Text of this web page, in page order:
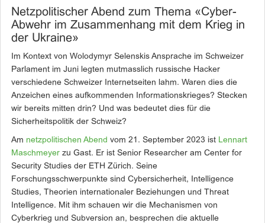
Netzpolitischer Abend zum Thema «Cyber-
Abwehr im Zusammenhang mit dem Krieg in
der Ukraine»
Im Kontext von Wolodymyr Selenskis Ansprache im Schweizer
Parlament im Juni legten mutmasslich russische Hacker
verschiedene Schweizer Internetseiten lahm. Waren dies die
Anzeichen eines aufkommenden Informationskrieges? Stecken
wir bereits mitten drin? Und was bedeutet dies für die
Sicherheitspolitik der Schweiz?
Am netzpolitischen Abend vom 21. September 2023 ist Lennart
Maschmeyer zu Gast. Er ist Senior Researcher am Center for
Security Studies der ETH Zürich. Seine
Forschungsschwerpunkte sind Cybersicherheit, Intelligence
Studies, Theorien internationaler Beziehungen und Threat
Intelligence. Mit ihm schauen wir die Mechanismen von
Cyberkrieg und Subversion an, besprechen die aktuelle